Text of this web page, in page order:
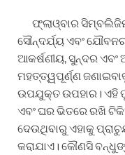
ଫ୍ଲାଓ୍ବାର
ସୌନ୍ଦର୍ଯ୍ୟ ଏବଂ
ଆକର୍ଷଣୀୟ, ସୁନ୍ଦର
ମହତ୍ତ୍ୱପୂର୍ଣ୍ଣ
ଉପଯୁକ୍ତ ଉପହାର।
ଏବଂ ଘର ଭିତରେ ରଖି
ଦେଉଥିବାରୁ ଏହାକୁ
କରାଯାଏ। କୌଣସି